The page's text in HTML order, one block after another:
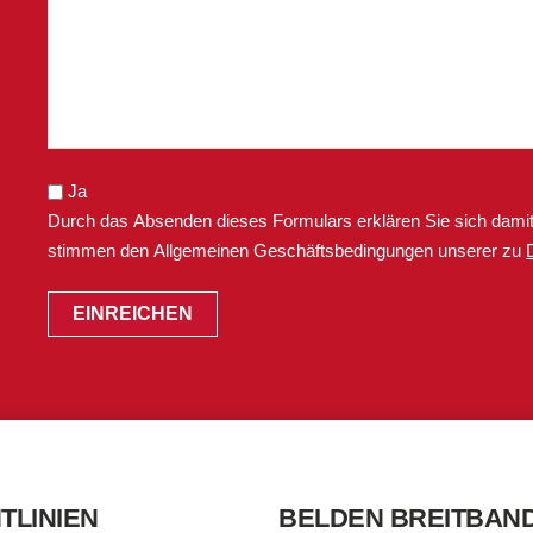
Ja
Durch das Absenden dieses Formulars erklären Sie sich
stimmen den Allgemeinen Geschäftsbedingungen unserer zu
BELDEN